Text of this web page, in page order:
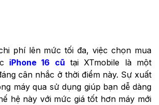
phí lên mức tối đa, việc chọn mua
iPhone 16 cũ tại XTmobile là một
cân nhắc ở thời điểm này. Sự xuất
máy qua sử dụng giúp bạn dễ dàng
hệ này với mức giá tốt hơn máy mới